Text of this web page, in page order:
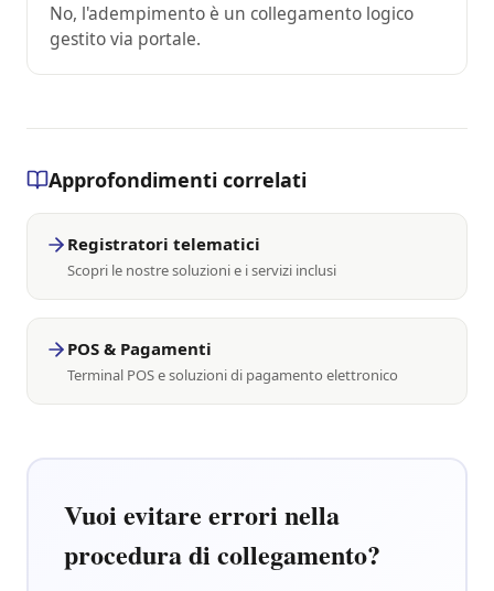
No, l'adempimento è un collegamento logico
gestito via portale.
Approfondimenti correlati
Registratori telematici
Scopri le nostre soluzioni e i servizi inclusi
POS & Pagamenti
Terminal POS e soluzioni di pagamento elettronico
Vuoi evitare errori nella
procedura di collegamento?